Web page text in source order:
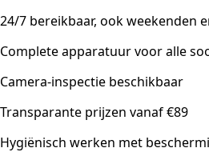
24/7 bereikbaar, ook weekenden
Complete apparatuur voor alle
Camera-inspectie beschikbaar
Transparante prijzen vanaf €89
Hygiënisch werken met